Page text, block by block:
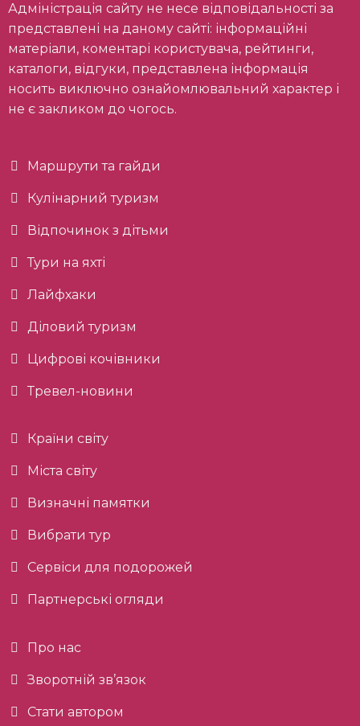
Адміністрація сайту не несе відповідальності за
представлені на даному сайті: інформаційні
матеріали, коментарі користувача, рейтинги,
каталоги, відгуки, представлена інформація
носить виключно ознайомлювальний характер і
не є закликом до чогось.
Маршрути та гайди
Кулінарний туризм
Відпочинок з дітьми
Тури на яхті
Лайфхаки
Діловий туризм
Цифрові кочівники
Тревел-новини
Країни світу
Міста світу
Визначні памятки
Вибрати тур
Сервіси для подорожей
Партнерські огляди
Про нас
Зворотній зв’язок
Стати автором